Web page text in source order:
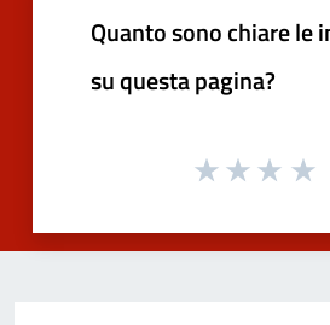
Quanto sono chiare le
su questa pagina?